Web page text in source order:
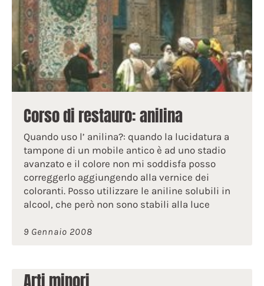
Corso di restauro: anilina
Quando uso l’ anilina?: quando la lucidatura a
tampone di un mobile antico è ad uno stadio
avanzato e il colore non mi soddisfa posso
correggerlo aggiungendo alla vernice dei
coloranti. Posso utilizzare le aniline solubili in
alcool, che però non sono stabili alla luce
9 Gennaio 2008
Arti minori